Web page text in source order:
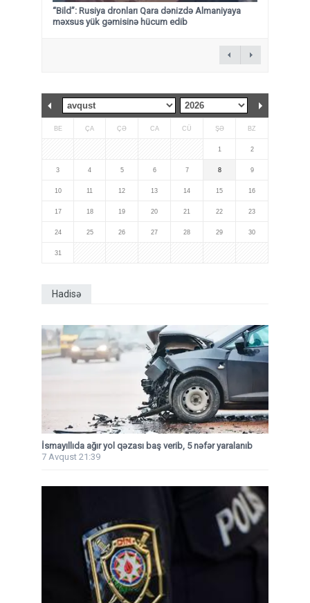
“Bild”: Rusiya dronları Qara dənizdə Almaniyaya
məxsus yük gəmisinə hücum edib
BE ÇA ÇƏ CA CÜ ŞƏ BZ
1 2
3 4 5 6 7 8 9
10 11 12 13 14 15 16
17 18 19 20 21 22 23
24 25 26 27 28 29 30
31
Hadisə
İsmayıllıda ağır yol qəzası baş verib, 5 nəfər yaralanıb
7 Avqust 21:39